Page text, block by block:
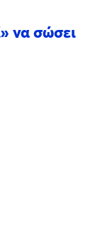
να σώσει